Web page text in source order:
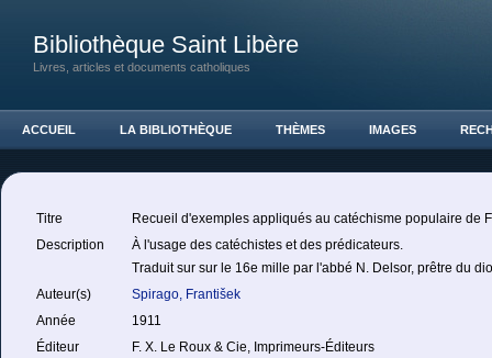
Bibliothèque Saint Libère
Livres, articles et documents catholiques
ACCUEIL LA BIBLIOTHÈQUE THÈMES IMAGES
Titre
Recueil d'exemples appliqués au catéchisme populaire de
Description
À l'usage des catéchistes et des prédicateurs.
Traduit sur sur le 16e mille par l'abbé N. Delsor, prêtre du
Auteur(s)
Spirago, František
Année
1911
Éditeur
F. X. Le Roux & Cie, Imprimeurs-Éditeurs